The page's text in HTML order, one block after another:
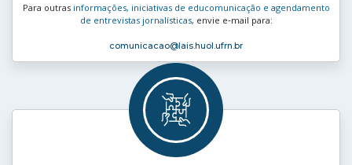
Para outras informações, iniciativas de educomunicação e agendamento
de entrevistas jornalísticas, envie e‑mail para:
comunicacao@lais.huol.ufrn.br